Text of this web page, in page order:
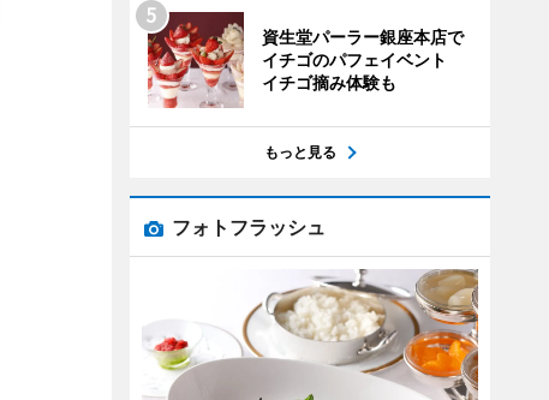
資生堂パーラー銀座本店で
イチゴのパフェイベント
イチゴ摘み体験も
もっと見る
フォトフラッシュ